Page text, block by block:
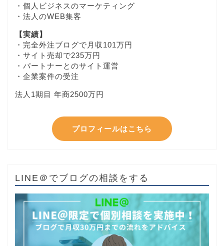
・個人ビジネスのマーケティング
・法人のWEB集客
【実績】
・完全外注ブログで月収101万円
・サイト売却で235万円
・パートナーとのサイト運営
・企業案件の受注
法人1期目 年商2500万円
プロフィールはこちら
LINE＠でブログの相談をする